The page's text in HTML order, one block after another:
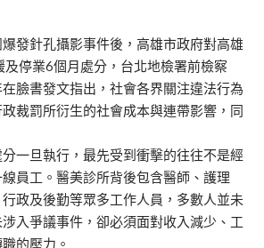
發針孔攝影事件後，高雄市政府對高雄
停業6個月處分，台北地檢署前檢察
臉書發文指出，社會各界關注違法行為
裁罰所衍生的社會成本與連帶影響，同
一旦執行，最先受到衝擊的往往不是經
員工。醫美診所背後包含醫師、護理
政及後勤等眾多工作人員，多數人並未
入爭議事件，卻必須面對收入減少、工
的壓力。